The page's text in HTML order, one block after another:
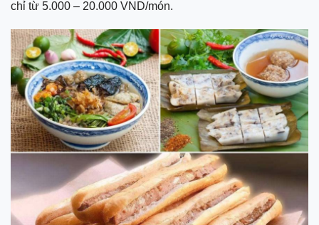
chỉ từ 5.000 – 20.000 VND/món.